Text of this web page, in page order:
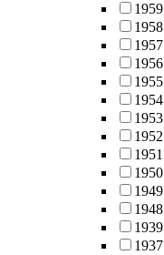
1959
1958
1957
1956
1955
1954
1953
1952
1951
1950
1949
1948
1939
1937